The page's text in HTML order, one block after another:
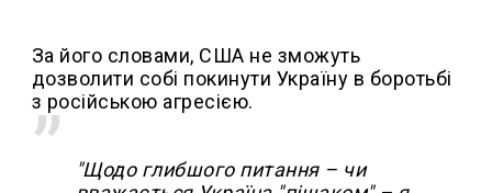
За його словами, США не зможуть
дозволити собі покинути Україну в боротьбі
з російською агресією.
"Щодо глибшого питання – чи